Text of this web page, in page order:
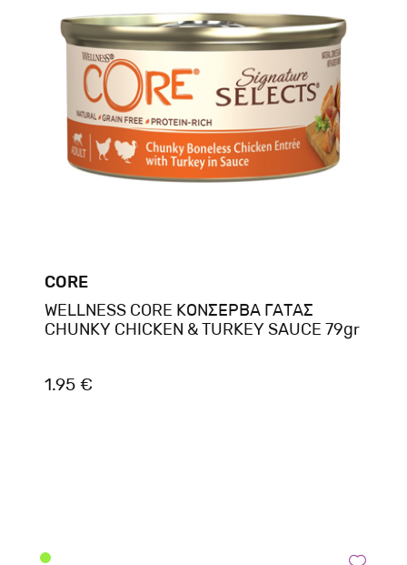
CORE
WELLNESS CORE ΚΟΝΣΕΡΒΑ ΓΑΤΑΣ
CHUNKY CHICKEN & TURKEY SAUCE 79gr
1.95 €